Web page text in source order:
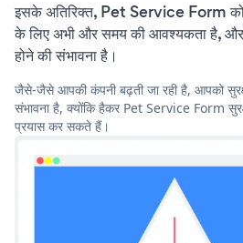
इसके अतिरिक्त, Pet Service Form
के लिए अभी और समय की आवश्यकता है, और
होने की संभावना है।
जैसे-जैसे आपकी कंपनी बढ़ती जा रही है, आपको
संभावना है, क्योंकि हैकर Pet Service Form
प्रयास कर सकते हैं।